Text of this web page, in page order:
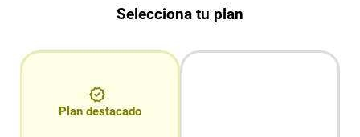
Selecciona tu plan
Plan destacado